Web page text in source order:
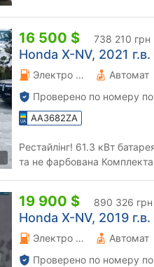
16 500 $ 738 210 грн
Honda X-NV, 2021 г.в.
Электро 0 л. Автомат
Проверено по номеру
AA3682ZA
Рестайлінг! 61.3 кВт
та не фарбована Комплектація: Безключовий доступ Камера
19 900 $ 890 326 грн
Honda X-NV, 2019 г.в.
Электро 0 л. Автомат
Проверено по номеру